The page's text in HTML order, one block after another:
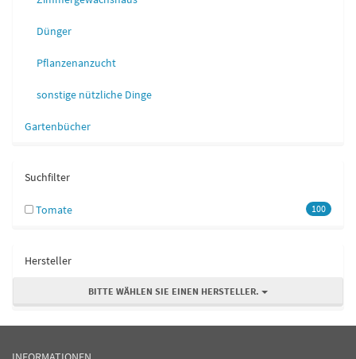
Dünger
Pflanzenanzucht
sonstige nützliche Dinge
Gartenbücher
Suchfilter
100
Tomate
Hersteller
BITTE WÄHLEN SIE EINEN HERSTELLER.